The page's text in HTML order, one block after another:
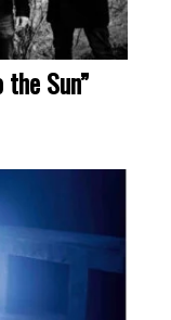
Sun”